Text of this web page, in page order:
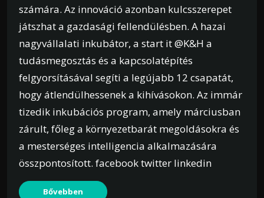
számára. Az innováció azonban kulcsszerepet
játszhat a gazdasági fellendülésben. A hazai
nagyvállalati inkubátor, a start it @K&H a
tudásmegosztás és a kapcsolatépítés
felgyorsításával segíti a legújabb 12 csapatát,
hogy átlendülhessenek a kihívásokon. Az immár
tizedik inkubációs program, amely márciusban
zárult, főleg a környezetbarát megoldásokra és
a mesterséges intelligencia alkalmazására
összpontosított. facebook twitter linkedin
Bővebben